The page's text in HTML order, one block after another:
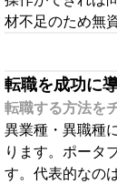
材不足のため無
転職を成功に
転職する方法を
異業種・異職種
ります。ポータ
す。代表的なの